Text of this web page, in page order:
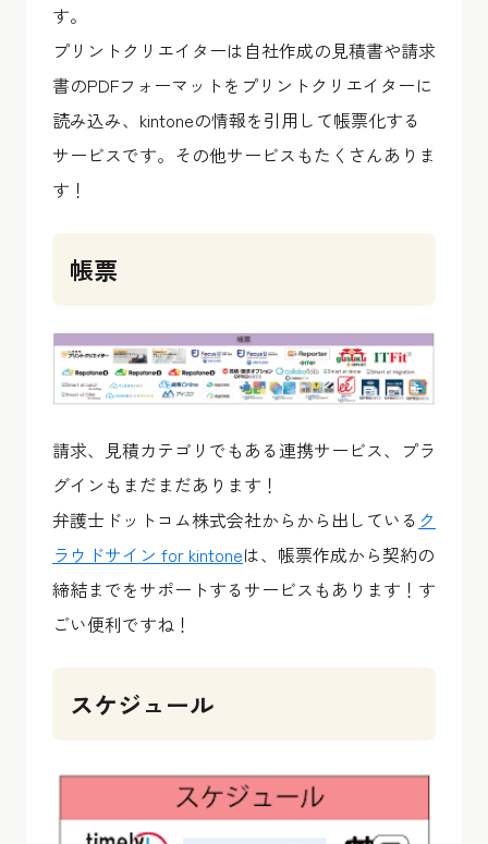
す。
プリントクリエイターは自社作成の見積書や請求
書のPDFフォーマットをプリントクリエイターに
読み込み、kintoneの情報を引用して帳票化する
サービスです。その他サービスもたくさんありま
す！
帳票
請求、見積カテゴリでもある連携サービス、プラ
グインもまだまだあります！
弁護士ドットコム株式会社からから出している ク
ラウドサイン for kintoneは、帳票作成から契約の
締結までをサポートするサービスもあります！す
ごい便利ですね！
スケジュール